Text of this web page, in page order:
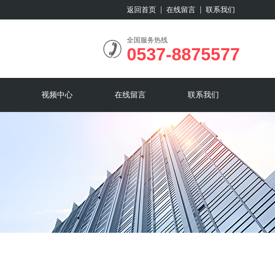
返回首页 在线留言 联系我们
全国服务热线
0537-8875577
视频中心 在线留言 联系我们